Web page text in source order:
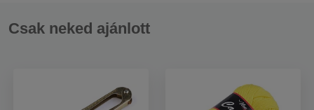
Csak neked ajánlott